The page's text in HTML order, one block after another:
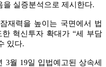
을 실증분석으로 제시한다.
재력을 높이는 국면에서 법
혁신투자 확대가 “세 부담
있다.
3월 19일 입법예고된 상속세